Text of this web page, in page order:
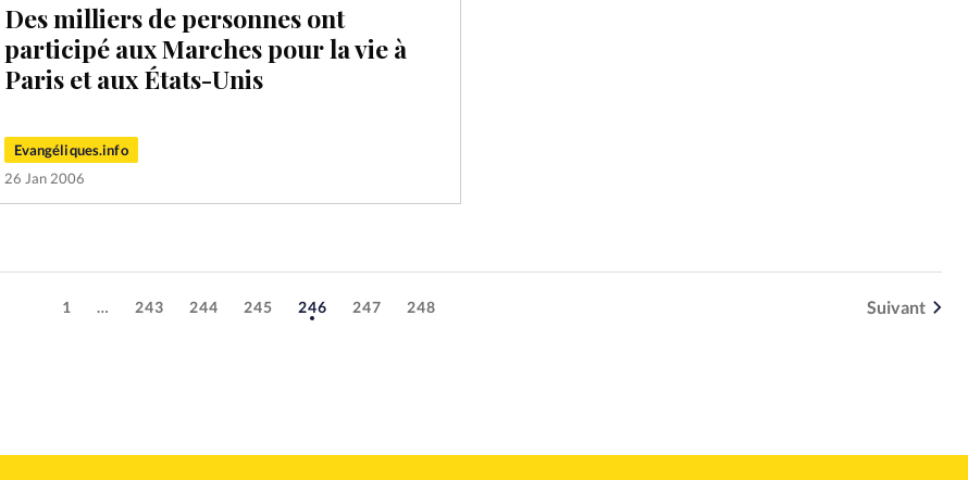
Des milliers de personnes ont
participé aux Marches pour la vie à
Paris et aux États-Unis
Evangéliques.info
26 Jan 2006
1 … 243 244 245 246 247 248 Suivant